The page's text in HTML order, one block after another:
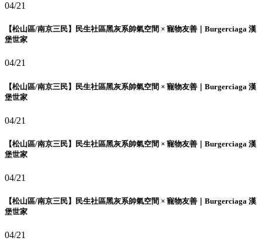
04/21
【松山區/南京三民】民生社區黑灰系帥氣空間 × 寵物友善｜Burgerciaga 漢
堡世家
04/21
【松山區/南京三民】民生社區黑灰系帥氣空間 × 寵物友善｜Burgerciaga 漢
堡世家
04/21
【松山區/南京三民】民生社區黑灰系帥氣空間 × 寵物友善｜Burgerciaga 漢
堡世家
04/21
【松山區/南京三民】民生社區黑灰系帥氣空間 × 寵物友善｜Burgerciaga 漢
堡世家
04/21